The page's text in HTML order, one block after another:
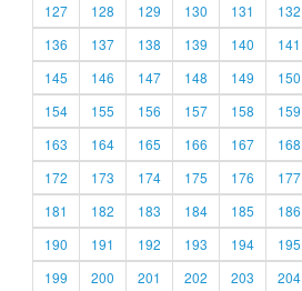
127
128 129 130 131 132
136
137 138 139 140 141
145
146 147 148 149 150
154
155 156 157 158 159
163
164 165 166 167 168
172
173 174 175 176 177
181
182 183 184 185 186
190
191 192 193 194 195
199
200 201 202 203 204